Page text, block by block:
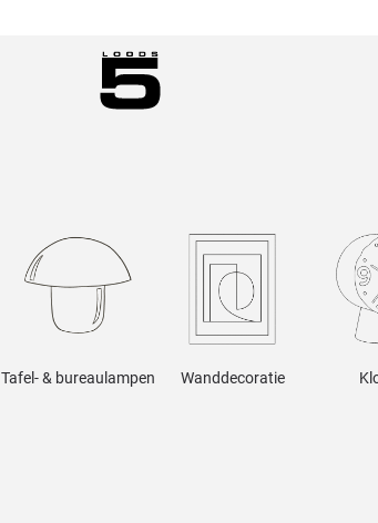
Tafel- & bureaulampen Wanddecoratie